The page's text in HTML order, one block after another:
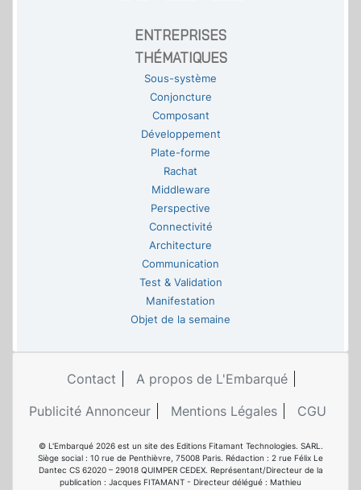
ENTREPRISES
THÉMATIQUES
Sous-système
Conjoncture
Composant
Développement
Plate-forme
Rachat
Middleware
Perspective
Connectivité
Architecture
Communication
Test & Validation
Manifestation
Objet de la semaine
Contact
A propos de L'Embarqué
Publicité Annonceur
Mentions Légales CGU
© L'Embarqué 2026 est un site des Editions Fitamant Technologies. SARL.
Siège social : 10 rue de Penthièvre, 75008 Paris. Rédaction : 2 rue Félix Le
Dantec CS 62020 – 29018 QUIMPER CEDEX. Représentant/Directeur de la
publication : Jacques FITAMANT - Directeur délégué : Mathieu